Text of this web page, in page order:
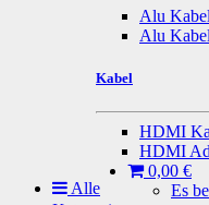
Alu
Alu
Kabel
HDMI
HDMI
0,00 €
Es
Alle